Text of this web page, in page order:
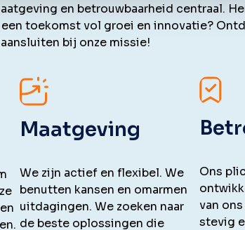
en betrouwbaarheid centraal.
toekomst vol groei en innovatie?
bij onze missie!
Maatgeving
We zijn actief en flexibel. We
benutten kansen en omarmen
uitdagingen. We zoeken naar
de beste oplossingen die
Ons
van
stevig